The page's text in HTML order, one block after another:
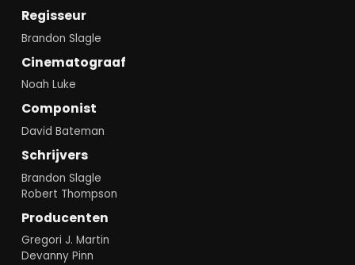
Regisseur
Brandon Slagle
Cinematograaf
Noah Luke
Componist
David Bateman
Schrijvers
Brandon Slagle
Robert Thompson
Producenten
Gregori J. Martin
Devanny Pinn